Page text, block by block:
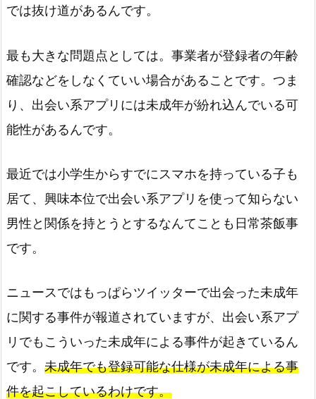
では抜け道があるんです。
最も大きな問題点としては。事業者が登録者の年齢
確認などをしなくていい場合があることです。つま
り、出会い系アプリには未成年が紛れ込んでいる可
能性があるんです。
最近では小学生からすでにスマホを持っている子も
居て、興味本位で出会い系アプリを使って知らない
男性と関係を持とうとするなんてことも日常茶飯事
です。
ニュースではもっぱらツイッターで出会った未成年
に関する事件が報道されていますが、出会い系アプ
リでもこういった未成年による事件が起きているん
です。 未成年でも登録可能な仕様が未成年による事
件を起こしているわけです。